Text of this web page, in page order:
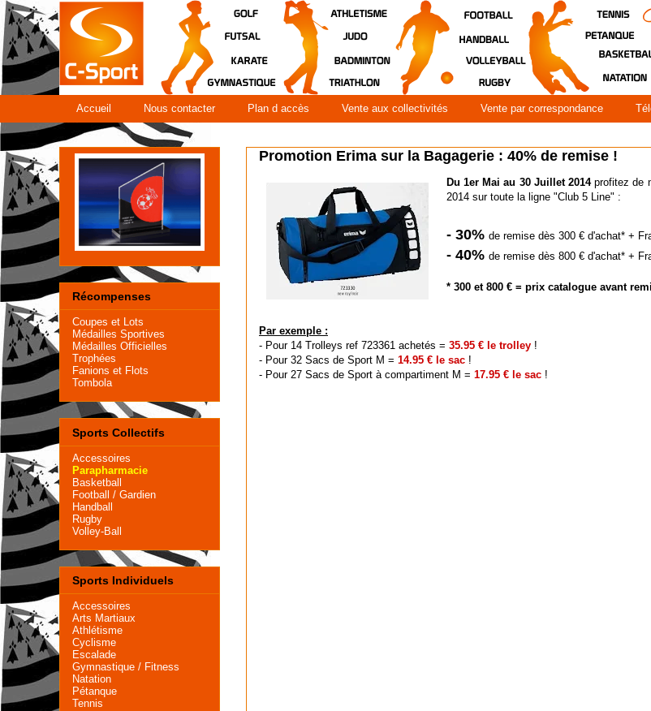
Accueil Nous contacter Plan d accès Vente aux collectivités Vente par correspondance
Promotion Erima sur la Bagagerie : 40% de remise !
Du 1er Mai au 30 Juillet 2014profitez de
2014 sur toute la ligne "Club 5 Line" :
- 30% de remise dès 300 € d'achat* +
- 40% de remise dès 800 € d'achat* +
* 300 et 800 € = prix catalogue avant
Par exemple :
- Pour 14 Trolleys ref 723361 achetés = 35.95 € le trolley !
- Pour 32 Sacs de Sport M = 14.95 € le sac !
- Pour 27 Sacs de Sport à compartiment M = 17.95 € le sac !
Récompenses
Coupes et Lots
Médailles Sportives
Médailles Officielles
Trophées
Fanions et Flots
Tombola
Sports Collectifs
Accessoires
Parapharmacie
Basketball
Football / Gardien
Handball
Rugby
Volley-Ball
Sports Individuels
Accessoires
Arts Martiaux
Athlétisme
Cyclisme
Escalade
Gymnastique / Fitness
Natation
Pétanque
Tennis